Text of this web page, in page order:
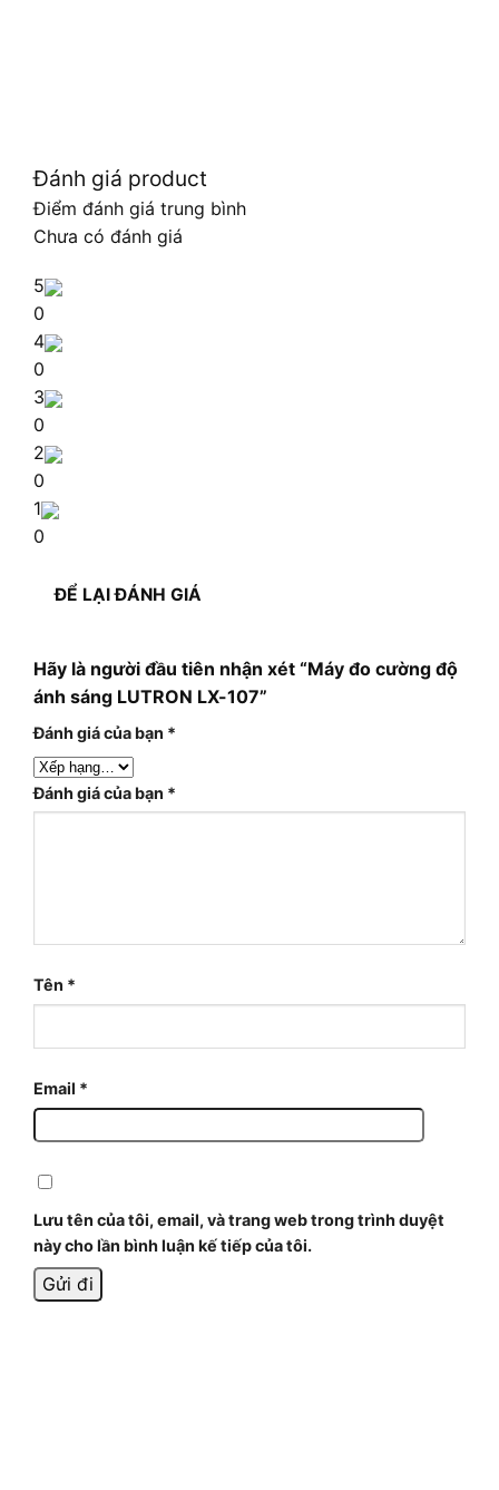
Đánh giá product
Điểm đánh giá trung bình
Chưa có đánh giá
5
0
4
0
3
0
2
0
1
0
ĐỂ LẠI ĐÁNH GIÁ
Hãy là người đầu tiên nhận xét “Máy đo cường độ
ánh sáng LUTRON LX-107”
Đánh giá của bạn *
Đánh giá của bạn *
Tên *
Email *
Lưu tên của tôi, email, và trang web trong trình duyệt
này cho lần bình luận kế tiếp của tôi.